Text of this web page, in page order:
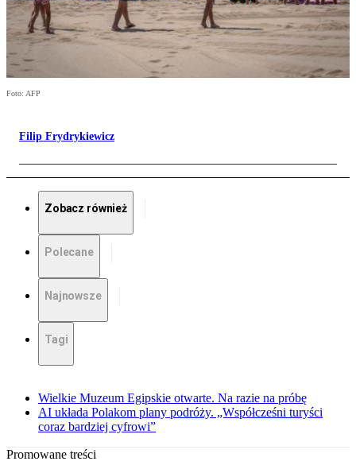
Foto: AFP
Filip Frydrykiewicz
Zobacz również
Polecane
Najnowsze
Tagi
Wielkie Muzeum Egipskie otwarte. Na razie na próbę
AI układa Polakom plany podróży. „Współcześni turyści
coraz bardziej cyfrowi”
Promowane treści